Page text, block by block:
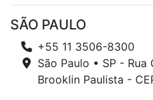
SÃO PAULO
+55 11 3506-8300
São Paulo • SP - Rua
Brooklin Paulista -